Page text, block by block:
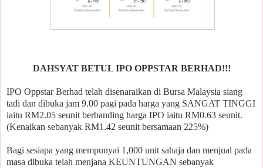
DAHSYAT BETUL IPO OPPSTAR BERHAD!!!
IPO Oppstar Berhad telah disenaraikan di Bursa Malaysia siang
tadi dan dibuka jam 9.00 pagi pada harga yang SANGAT TINGGI
iaitu RM2.05 seunit berbanding harga IPO iaitu RM0.63 seunit.
(Kenaikan sebanyak RM1.42 seunit bersamaan 225%)
Bagi sesiapa yang mempunyai 1,000 unit sahaja dan menjual pada
masa dibuka telah menjana KEUNTUNGAN sebanyak